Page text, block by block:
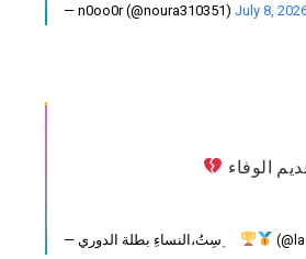
— n0oo0r (@noura310351) July 8,
الوفاء